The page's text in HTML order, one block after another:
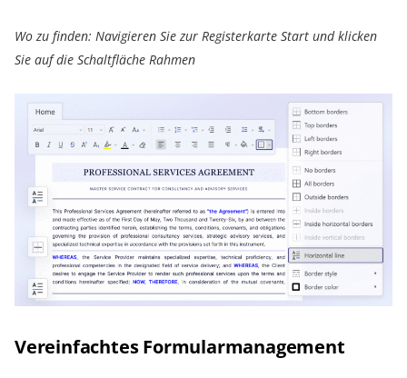
Wo zu finden: Navigieren Sie zur Registerkarte Start und klicken
Sie auf die Schaltfläche Rahmen
Vereinfachtes Formularmanagement